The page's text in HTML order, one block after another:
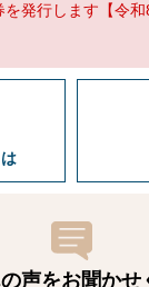
発行します【令
声をお聞かせ